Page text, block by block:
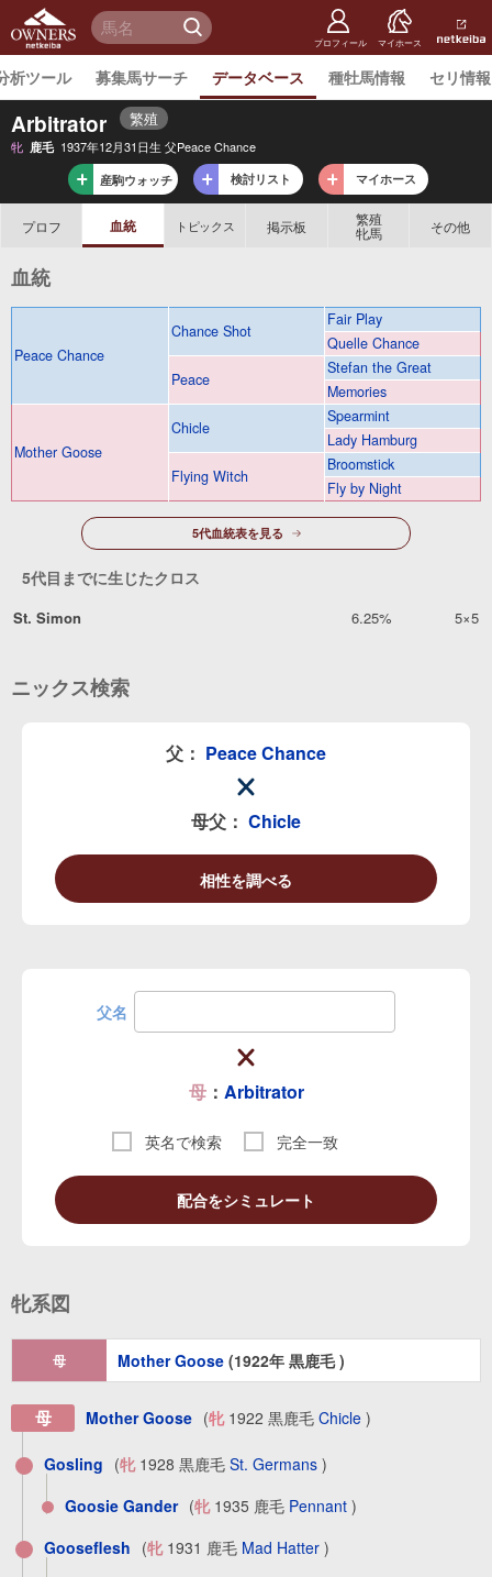
netkeiba
オーナー
ズ プロフィール マイホース
析ツール 募集馬サーチ データベース 種牡馬情報 セリ情報
Arbitrator 繁殖
牝 鹿毛 1937年12月31日生 父Peace Chance
産駒ウォッチ 検討リスト マイホース
プロフ 血統 トピックス 掲示板 繁殖
牝馬 その他
血統
Peace Chance
Chance Shot
Fair Play
Quelle Chance
Peace
Stefan the Great
Memories
Mother Goose
Chicle
Spearmint
Lady Hamburg
Flying Witch
Broomstick
Fly by Night
5代血統表を見る
5代目までに生じたクロス
St. Simon 6.25% 5×5
ニックス検索
父： Peace Chance
母父： Chicle
相性を調べる
父名
母： Arbitrator
英名で検索 完全一致
配合をシミュレート
牝系図
母 Mother Goose (1922年 黒鹿毛 )
母 Mother Goose (牝1922 黒鹿毛 Chicle )
Gosling (牝1928 黒鹿毛 St. Germans )
Goosie Gander (牝1935 鹿毛 Pennant )
Gooseflesh (牝1931 鹿毛 Mad Hatter )